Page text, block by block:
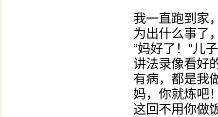
我一直跑到家
为出什么事了
“妈好了！”儿
讲法录像看好
有病，都是我
妈，你就炼吧
这回不用你做